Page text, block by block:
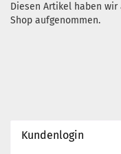
Diesen Artikel haben wir
Shop aufgenommen.
Kundenlogin